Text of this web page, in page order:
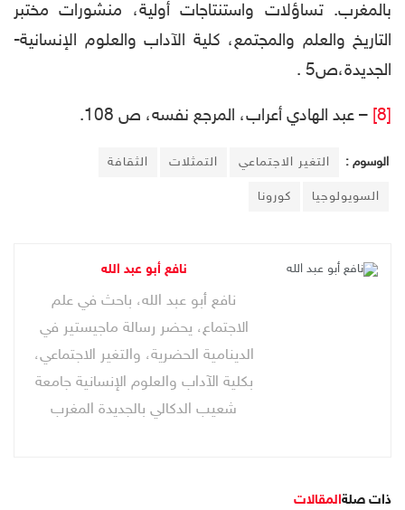
بالمغرب. تساؤلات واستنتاجات أولية، منشورات مختبر
التاريخ والعلم والمجتمع، كلية الآداب والعلوم الإنسانية-
الجديدة،ص5 .
[8] – عبد الهادي أعراب، المرجع نفسه، ص 108.
الوسوم : التغير الاجتماعي التمثلات الثقافة
السويولوجيا كورونا
نافع أبو عبد الله
نافع أبو عبد الله، باحث في علم
الاجتماع، يحضر رسالة ماجيستير في
الدينامية الحضرية، والتغير الاجتماعي،
بكلية الآداب والعلوم الإنسانية جامعة
شعيب الدكالي بالجديدة المغرب
ذات صلةالمقالات